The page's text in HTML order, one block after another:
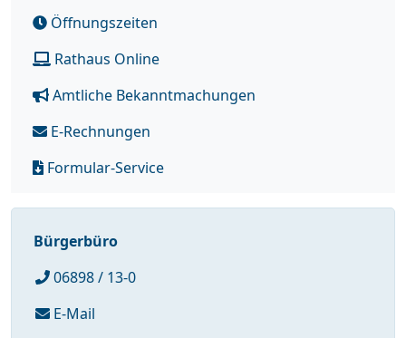
Öffnungszeiten
Rathaus Online
Amtliche Bekanntmachungen
E-Rechnungen
Formular-Service
Bürgerbüro
06898 / 13-0
E-Mail